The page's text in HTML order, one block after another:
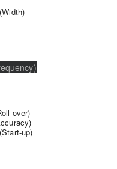
over)
up)